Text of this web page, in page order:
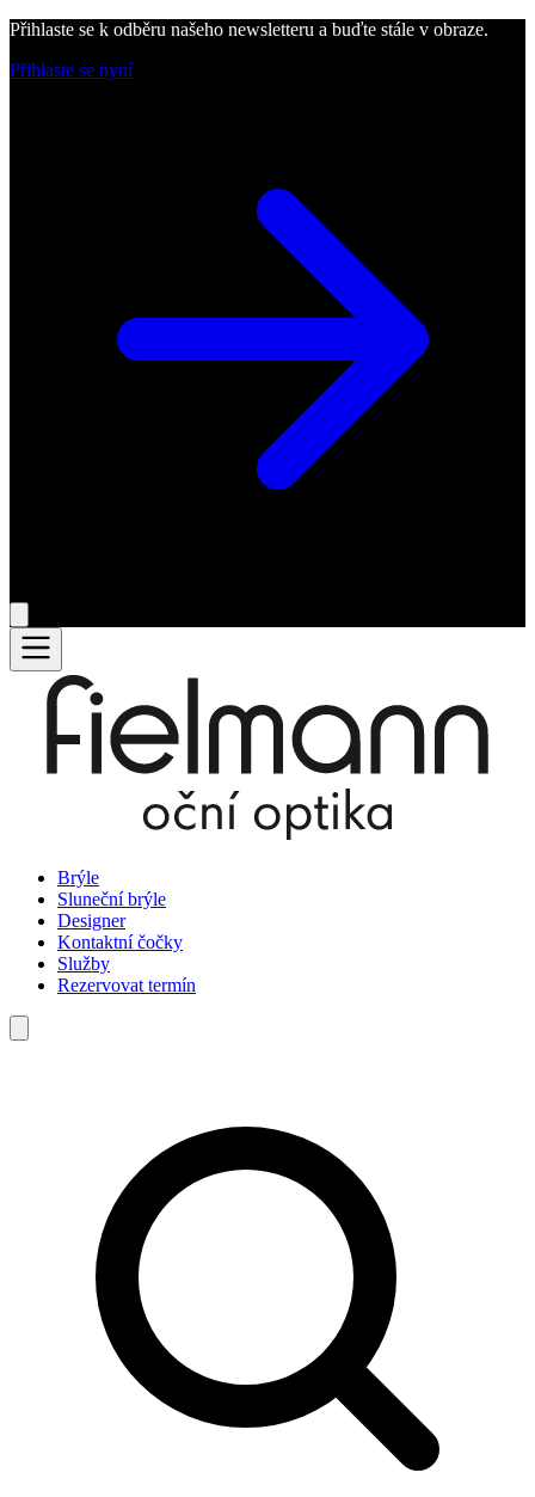
Přihlaste se k odběru našeho newsletteru a buďte stále v obraze.
Přihlaste se nyní
Brýle
Sluneční brýle
Designer
Kontaktní čočky
Služby
Rezervovat termín